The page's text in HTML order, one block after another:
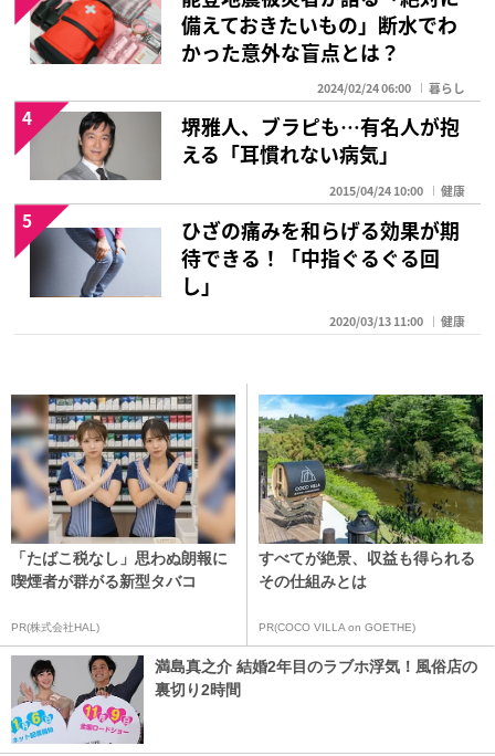
備えておきたいもの」断水でわ
かった意外な盲点とは？
2024/02/24 06:00 暮らし
堺雅人、ブラピも…有名人が抱
える「耳慣れない病気」
2015/04/24 10:00 健康
4
ひざの痛みを和らげる効果が期
待できる！「中指ぐるぐる回
し」
2020/03/13 11:00 健康
5
「たばこ税なし」思わぬ朗報に
喫煙者が群がる新型タバコ
PR(株式会社HAL)
すべてが絶景、収益も得られる
その仕組みとは
PR(COCO VILLA on GOETHE)
満島真之介 結婚2年目のラブホ浮気！風俗店の
裏切り2時間